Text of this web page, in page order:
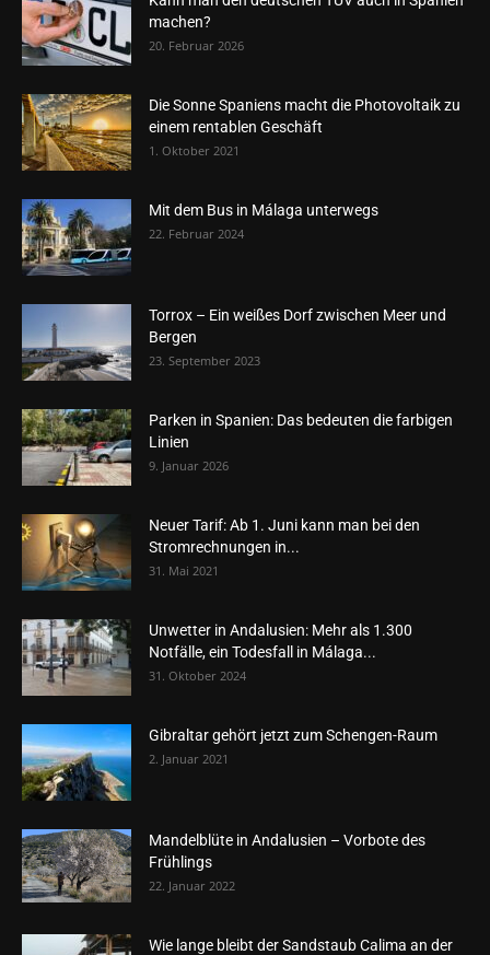
machen?
20. Februar 2026
Die Sonne Spaniens macht die Photovoltaik zu
einem rentablen Geschäft
1. Oktober 2021
Mit dem Bus in Málaga unterwegs
22. Februar 2024
Torrox – Ein weißes Dorf zwischen Meer und
Bergen
23. September 2023
Parken in Spanien: Das bedeuten die farbigen
Linien
9. Januar 2026
Neuer Tarif: Ab 1. Juni kann man bei den
Stromrechnungen in...
31. Mai 2021
Unwetter in Andalusien: Mehr als 1.300
Notfälle, ein Todesfall in Málaga...
31. Oktober 2024
Gibraltar gehört jetzt zum Schengen-Raum
2. Januar 2021
Mandelblüte in Andalusien – Vorbote des
Frühlings
22. Januar 2022
Wie lange bleibt der Sandstaub Calima an der